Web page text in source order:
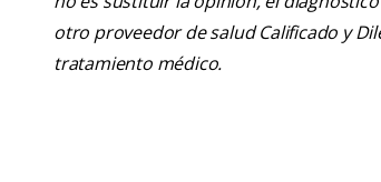
otro proveedor de salud Calificado y
tratamiento médico.